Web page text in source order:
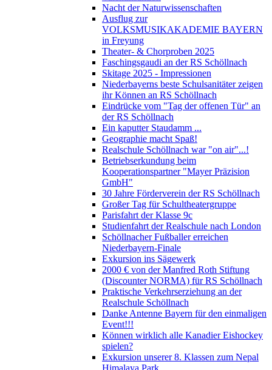
Nacht der Naturwissenschaften
Ausflug zur
VOLKSMUSIKAKADEMIE BAYERN
in Freyung
Theater- & Chorproben 2025
Faschingsgaudi an der RS Schöllnach
Skitage 2025 - Impressionen
Niederbayerns beste Schulsanitäter zeigen
ihr Können an RS Schöllnach
Eindrücke vom "Tag der offenen Tür" an
der RS Schöllnach
Ein kaputter Staudamm ...
Geographie macht Spaß!
Realschule Schöllnach war "on air"...!
Betriebserkundung beim
Kooperationspartner "Mayer Präzision
GmbH"
30 Jahre Förderverein der RS Schöllnach
Großer Tag für Schultheatergruppe
Parisfahrt der Klasse 9c
Studienfahrt der Realschule nach London
Schöllnacher Fußballer erreichen
Niederbayern-Finale
Exkursion ins Sägewerk
2000 € von der Manfred Roth Stiftung
(Discounter NORMA) für RS Schöllnach
Praktische Verkehrserziehung an der
Realschule Schöllnach
Danke Antenne Bayern für den einmaligen
Event!!!
Können wirklich alle Kanadier Eishockey
spielen?
Exkursion unserer 8. Klassen zum Nepal
Himalaya Park